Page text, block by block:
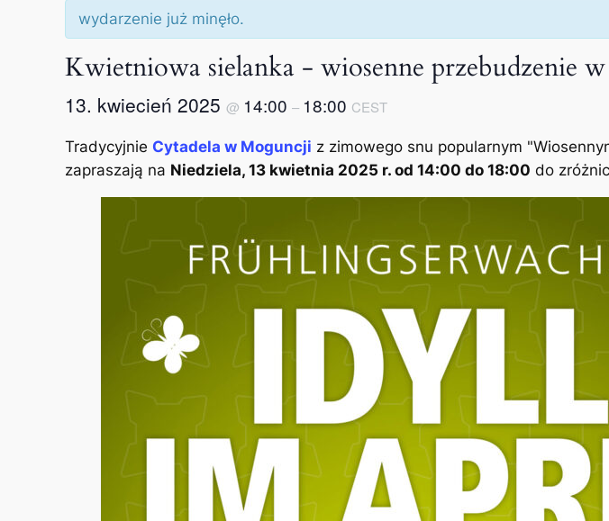
wydarzenie już minęło.
Kwietniowa sielanka - wiosenne przebudzenie
13. kwiecień 2025 @ 14:00 – 18:00 CEST
Tradycyjnie Cytadela w Moguncji z zimowego snu popularnym
zapraszają na Niedziela, 13 kwietnia 2025 r. od 14:00 do 18:00 do